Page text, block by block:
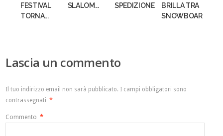
FESTIVAL
TORNA...
SLALOM...
SPEDIZIONE...
BRILLA TRA
SNOWBOARD...
Lascia un commento
Il tuo indirizzo email non sarà pubblicato. I campi obbligatori sono
contrassegnati *
Commento *